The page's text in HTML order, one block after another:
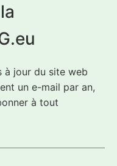
à jour du site web
un e-mail par an,
à tout